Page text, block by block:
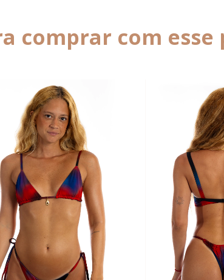
comprar com